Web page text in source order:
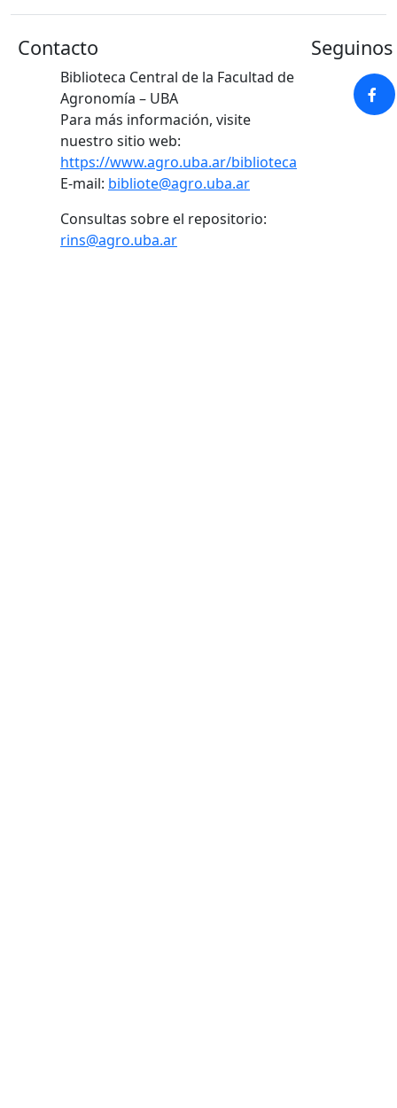
Contacto
Biblioteca Central de la Facultad de
Agronomía – UBA
Para más información, visite
nuestro sitio web:
https://www.agro.uba.ar/biblioteca
E-mail: bibliote@agro.uba.ar
Consultas sobre el repositorio:
rins@agro.uba.ar